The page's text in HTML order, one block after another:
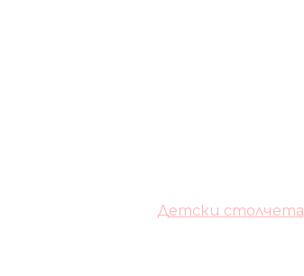
Детски столчета